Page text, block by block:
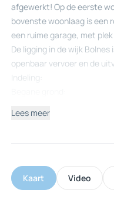
afgewerkt! Op de eerste
bovenste woonlaag is een
een ruime garage, met
De ligging in de wijk
openbaar vervoer en de
Indeling:
toiletruimte, meterkast en
zich de prachtige keuken
Studio Line van Siemens.
Lees meer
Kaart Video